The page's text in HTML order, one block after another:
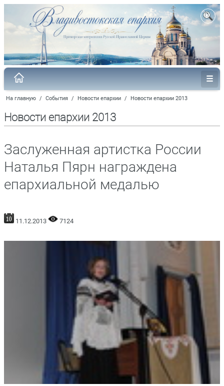
На главную / События / Новости епархии / Новости епархии 2013
Новости епархии 2013
Заслуженная артистка России
Наталья Пярн награждена
епархиальной медалью
11.12.2013 7124